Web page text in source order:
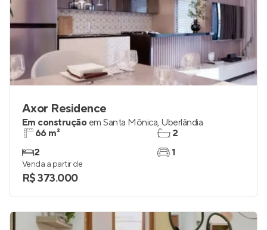
Axor Residence
Em construção em Santa Mônica, Uberlândia
66 m²
2
2
1
Venda a partir de
R$ 373.000